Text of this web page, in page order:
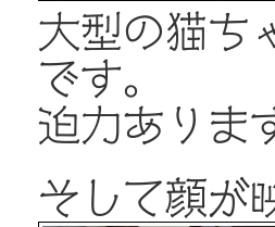
大型の猫ち
です。
迫力ありま
そして顔が